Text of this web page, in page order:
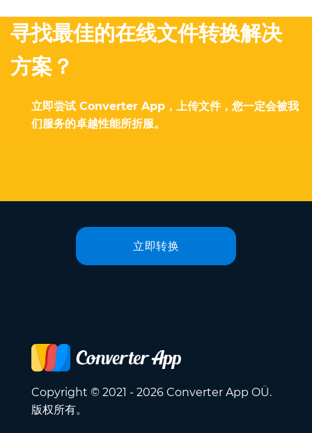
寻找最佳的在线文件转换解决
方案？
立即尝试 Converter App，上传文件，您一定会被我
们服务的卓越性能所折服。
立即转换
Copyright © 2021 - 2026 Converter App OÜ.
版权所有。